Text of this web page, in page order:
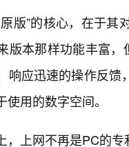
版”的核心，在于
版本那样功能丰富
响应迅速的操作反
用的数字空间。
，上网不再是PC的